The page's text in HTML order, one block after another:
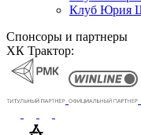
Клуб Юрия
Спонсоры и партнеры
ХК Трактор: